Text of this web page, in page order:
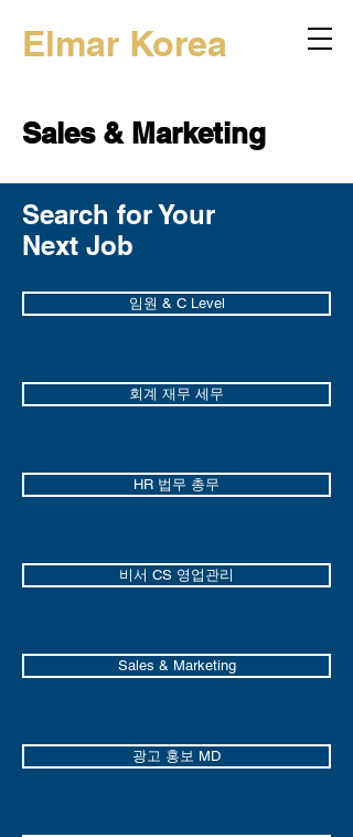
Elmar Korea
Sales & Marketing
Search for Your
Next Job
임원 & C Level
회계 재무 세무
HR 법무 총무
비서 CS 영업관리
Sales & Marketing
광고 홍보 MD